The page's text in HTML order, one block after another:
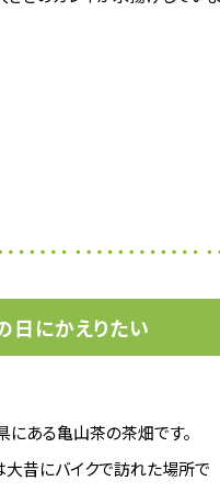
日にかえりたい
にある亀山茶の茶畑です。
大昔にバイクで訪れた場所で